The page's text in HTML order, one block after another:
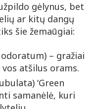
gėlynus, bet
ar kitų dangų
šie žemaūgiai:
– gražiai
atšilus orams.
‘Green
samanėlė, kuri